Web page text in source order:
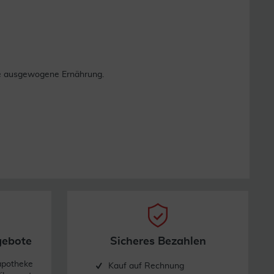
Ernährung.
Sicheres Bezahlen
Kauf auf Rechnung